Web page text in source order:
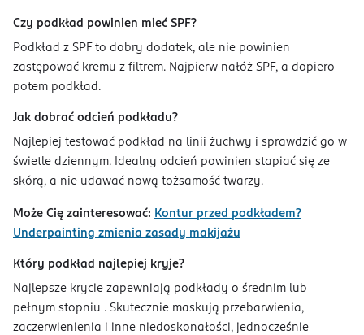
Czy podkład powinien mieć SPF?
Podkład z SPF to dobry dodatek, ale nie powinien
zastępować kremu z filtrem. Najpierw nałóż SPF, a dopiero
potem podkład.
Jak dobrać odcień podkładu?
Najlepiej testować podkład na linii żuchwy i sprawdzić go w
świetle dziennym. Idealny odcień powinien stapiać się ze
skórą, a nie udawać nową tożsamość twarzy.
Może Cię zainteresować: Kontur przed podkładem?
Underpainting zmienia zasady makijażu
Który podkład najlepiej kryje?
Najlepsze krycie zapewniają podkłady o średnim lub
pełnym stopniu . Skutecznie maskują przebarwienia,
zaczerwienienia i inne niedoskonałości, jednocześnie